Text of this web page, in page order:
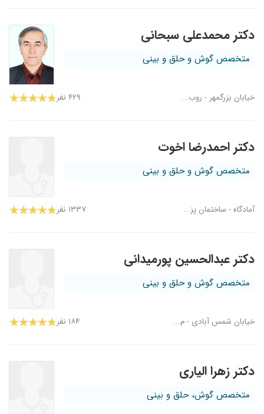
دکتر محمدعلی سبحانی
متخصص گوش و حلق و بینی
خیابان بزرگمهر - روب... ۴۲۹ نفر
دکتر احمدرضا اخوت
متخصص گوش و حلق و بینی
آمادگاه - ساختمان پز... ۱۳۳۷ نفر
دکتر عبدالحسین پورمیدانی
متخصص گوش و حلق و بینی
خیابان شمس آبادی - م... ۱۸۴ نفر
دکتر زهرا الیاری
متخصص گوش، حلق و بینی